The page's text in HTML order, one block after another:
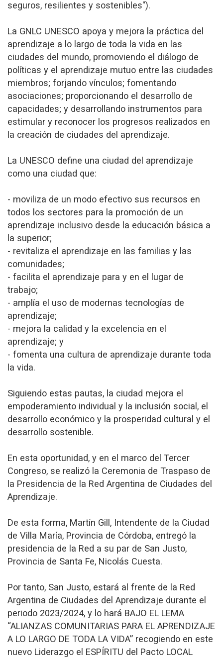
seguros, resilientes y sostenibles").
La GNLC UNESCO apoya y mejora la práctica del
aprendizaje a lo largo de toda la vida en las
ciudades del mundo, promoviendo el diálogo de
políticas y el aprendizaje mutuo entre las ciudades
miembros; forjando vínculos; fomentando
asociaciones; proporcionando el desarrollo de
capacidades; y desarrollando instrumentos para
estimular y reconocer los progresos realizados en
la creación de ciudades del aprendizaje.
La UNESCO define una ciudad del aprendizaje
como una ciudad que:
- moviliza de un modo efectivo sus recursos en
todos los sectores para la promoción de un
aprendizaje inclusivo desde la educación básica a
la superior;
- revitaliza el aprendizaje en las familias y las
comunidades;
- facilita el aprendizaje para y en el lugar de
trabajo;
- amplía el uso de modernas tecnologías de
aprendizaje;
- mejora la calidad y la excelencia en el
aprendizaje; y
- fomenta una cultura de aprendizaje durante toda
la vida.
Siguiendo estas pautas, la ciudad mejora el
empoderamiento individual y la inclusión social, el
desarrollo económico y la prosperidad cultural y el
desarrollo sostenible.
En esta oportunidad, y en el marco del Tercer
Congreso, se realizó la Ceremonia de Traspaso de
la Presidencia de la Red Argentina de Ciudades del
Aprendizaje.
De esta forma, Martín Gill, Intendente de la Ciudad
de Villa María, Provincia de Córdoba, entregó la
presidencia de la Red a su par de San Justo,
Provincia de Santa Fe, Nicolás Cuesta.
Por tanto, San Justo, estará al frente de la Red
Argentina de Ciudades del Aprendizaje durante el
periodo 2023/2024, y lo hará BAJO EL LEMA
“ALIANZAS COMUNITARIAS PARA EL APRENDIZAJE
A LO LARGO DE TODA LA VIDA” recogiendo en este
nuevo Liderazgo el ESPÍRITU del Pacto LOCAL